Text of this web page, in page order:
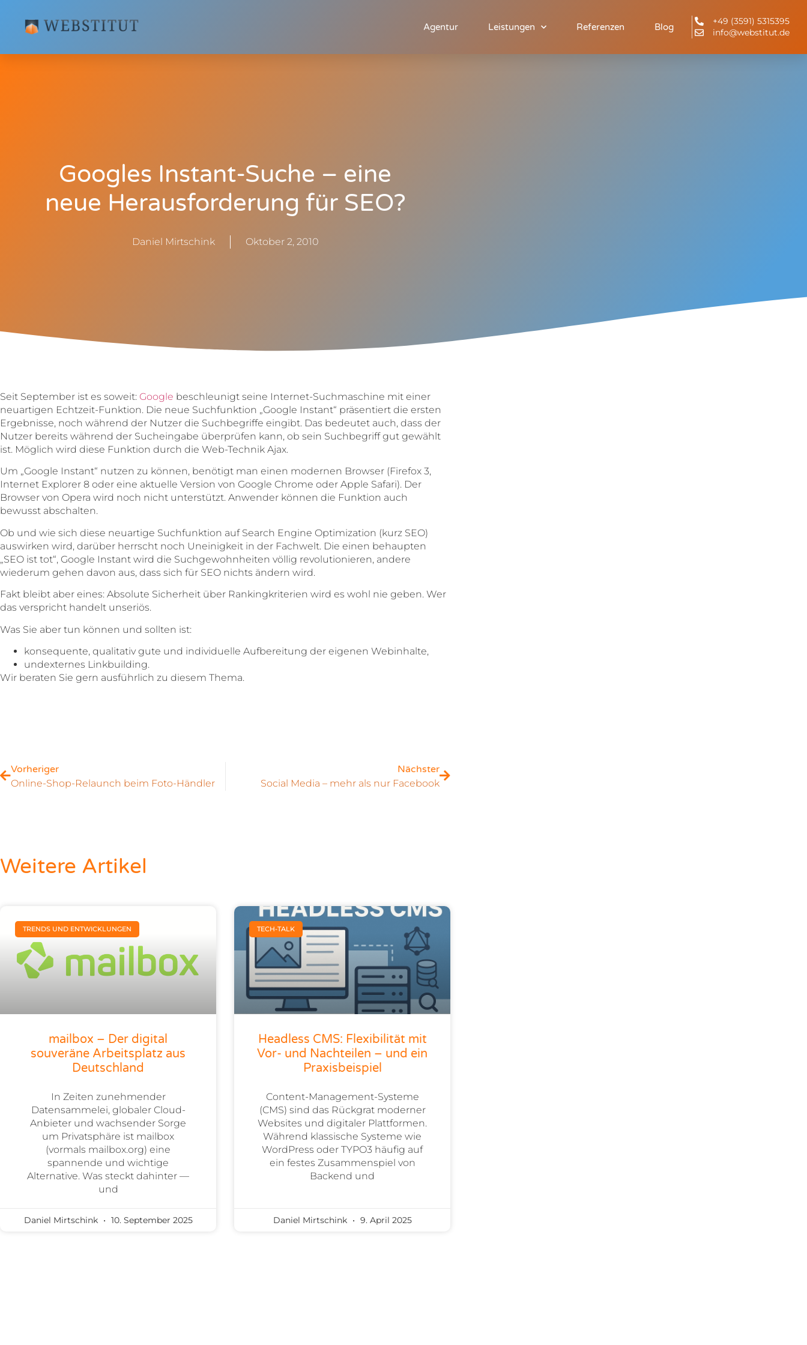
Agentur Leistungen Referenzen Blog
+49 (3591) 5315395
info@webstitut.de
Googles Instant-Suche – eine
neue Herausforderung für SEO?
Daniel Mirtschink Oktober 2, 2010
Seit September ist es soweit: Google beschleunigt seine Internet-Suchmaschine mit einer
neuartigen Echtzeit-Funktion. Die neue Suchfunktion „Google Instant“ präsentiert die ersten
Ergebnisse, noch während der Nutzer die Suchbegriffe eingibt. Das bedeutet auch, dass der
Nutzer bereits während der Sucheingabe überprüfen kann, ob sein Suchbegriff gut gewählt
ist. Möglich wird diese Funktion durch die Web-Technik Ajax.
Um „Google Instant“ nutzen zu können, benötigt man einen modernen Browser (Firefox 3,
Internet Explorer 8 oder eine aktuelle Version von Google Chrome oder Apple Safari). Der
Browser von Opera wird noch nicht unterstützt. Anwender können die Funktion auch
bewusst abschalten.
Ob und wie sich diese neuartige Suchfunktion auf Search Engine Optimization (kurz SEO)
auswirken wird, darüber herrscht noch Uneinigkeit in der Fachwelt. Die einen behaupten
„SEO ist tot“, Google Instant wird die Suchgewohnheiten völlig revolutionieren, andere
wiederum gehen davon aus, dass sich für SEO nichts ändern wird.
Fakt bleibt aber eines: Absolute Sicherheit über Rankingkriterien wird es wohl nie geben. Wer
das verspricht handelt unseriös.
Was Sie aber tun können und sollten ist:
konsequente, qualitativ gute und individuelle Aufbereitung der eigenen Webinhalte,
undexternes Linkbuilding.
Wir beraten Sie gern ausführlich zu diesem Thema.
Vorheriger
Online-Shop-Relaunch beim Foto-Händler
Nächster
Social Media – mehr als nur Facebook
Weitere Artikel
TRENDS UND ENTWICKLUNGEN
mailbox – Der digital
souveräne Arbeitsplatz aus
Deutschland
In Zeiten zunehmender
Datensammelei, globaler Cloud-
Anbieter und wachsender Sorge
um Privatsphäre ist mailbox
(vormals mailbox.org) eine
spannende und wichtige
Alternative. Was steckt dahinter —
und
Daniel Mirtschink 10. September 2025
TECH-TALK
Headless CMS: Flexibilität mit
Vor- und Nachteilen – und ein
Praxisbeispiel
Content-Management-Systeme
(CMS) sind das Rückgrat moderner
Websites und digitaler Plattformen.
Während klassische Systeme wie
WordPress oder TYPO3 häufig auf
ein festes Zusammenspiel von
Backend und
Daniel Mirtschink 9. April 2025